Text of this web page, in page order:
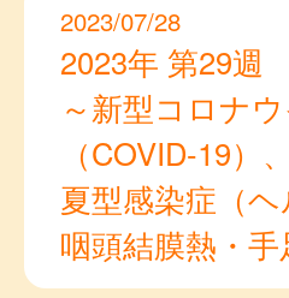
2023/07/28
2023年 第29週
～新型コロナ
（COVID-19）、
夏型感染症（
咽頭結膜熱・